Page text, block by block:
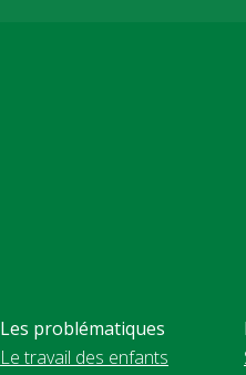
Les problématiques
Le travail des enfants